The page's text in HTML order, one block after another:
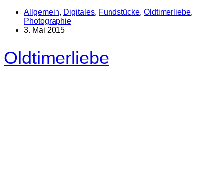
Allgemein, Digitales, Fundstücke, Oldtimerliebe,
Photographie
3. Mai 2015
Oldtimerliebe